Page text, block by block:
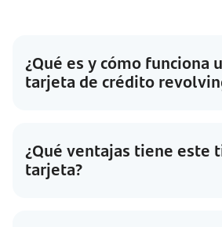
¿Qué es y cómo funciona
tarjeta de crédito
¿Qué ventajas tiene este
tarjeta?